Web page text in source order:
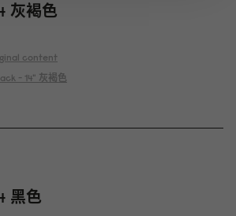
灰褐色
content
- 14" 灰褐色
黑色